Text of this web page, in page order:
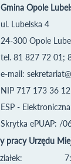
Gmina Opole
ul. Lubelska 4
24-300 Opole
tel. 81 827 72 01;
e-mail:
NIP 717 173 36 12
ESP -
Skrytka ePUAP: /
pracy Urzędu